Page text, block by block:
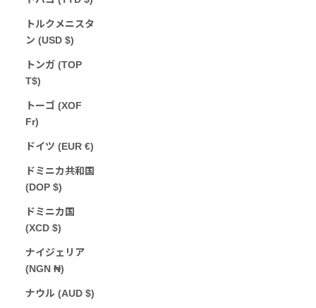
トルクメニスタ
ン (USD $)
トンガ (TOP
T$)
トーゴ (XOF
Fr)
ドイツ (EUR €)
ドミニカ共和国
(DOP $)
ドミニカ国
(XCD $)
ナイジェリア
(NGN ₦)
ナウル (AUD $)